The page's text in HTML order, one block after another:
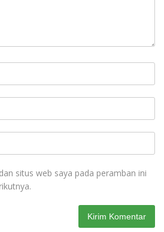
situs web saya pada peramban ini